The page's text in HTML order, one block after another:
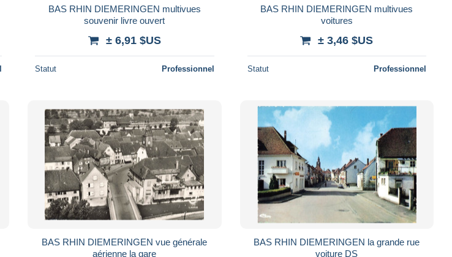
BAS RHIN DIEMERINGEN multivues
souvenir livre ouvert
± 6,91 $US
Statut Professionnel
BAS RHIN DIEMERINGEN multivues
voitures
± 3,46 $US
Statut Professionnel
BAS RHIN DIEMERINGEN vue générale
aérienne la gare
BAS RHIN DIEMERINGEN la grande rue
voiture DS